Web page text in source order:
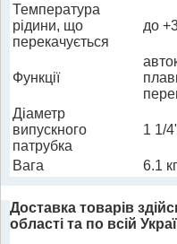
Температура
рідини, що
перекачується
до
Функції
Діаметр
випускного
патрубка
1 1/
Вага 6.1 кг
Доставка товарів
області та по всій